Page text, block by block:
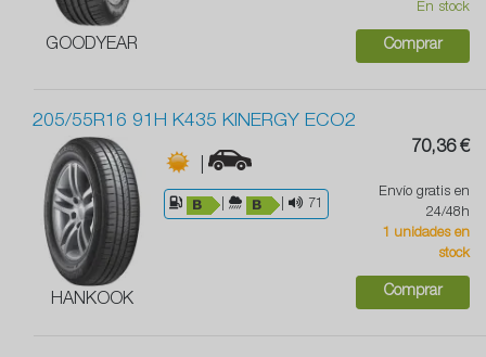
GOODYEAR
En stock
Comprar
205/55R16 91H K435 KINERGY ECO2
HANKOOK
|
71
70,36 €
Envío gratis en
24/48h
1 unidades en
stock
Comprar